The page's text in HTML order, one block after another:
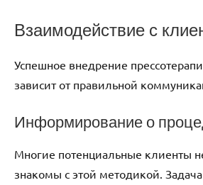
Взаимодействие с
Успешное внедрение
зависит от правильной
Информирование о
Многие потенциальные клиенты
знакомы с этой методикой.